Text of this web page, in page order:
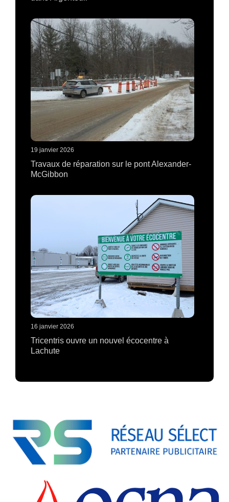
19 janvier 2026
Travaux de réparation sur le pont Alexander-
McGibbon
16 janvier 2026
Tricentris ouvre un nouvel écocentre à
Lachute